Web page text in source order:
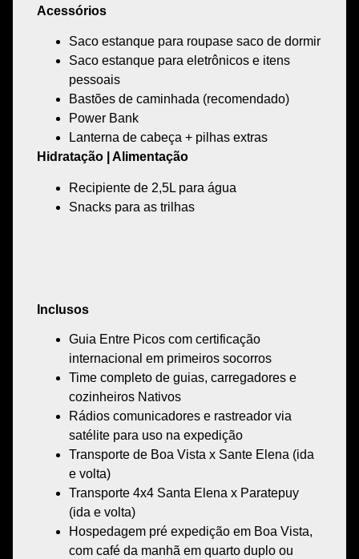
Acessórios
Saco estanque para roupase saco de dormir
Saco estanque para eletrônicos e itens
pessoais
Bastões de caminhada (recomendado)
Power Bank
Lanterna de cabeça + pilhas extras
Hidratação | Alimentação
Recipiente de 2,5L para água
Snacks para as trilhas
Inclusos
Guia Entre Picos com certificação
internacional em primeiros socorros
Time completo de guias, carregadores e
cozinheiros Nativos
Rádios comunicadores e rastreador via
satélite para uso na expedição
Transporte de Boa Vista x Sante Elena (ida
e volta)
Transporte 4x4 Santa Elena x Paratepuy
(ida e volta)
Hospedagem pré expedição em Boa Vista,
com café da manhã em quarto duplo ou